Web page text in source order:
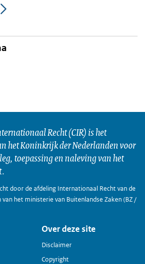
Recht (CIR) is het
het Koninkrijk der Nederlanden voor
toepassing en naleving van het
door de afdeling Internationaal Recht van de
van het ministerie van Buitenlandse Zaken (BZ /
Over deze site
Disclaimer
Copyright